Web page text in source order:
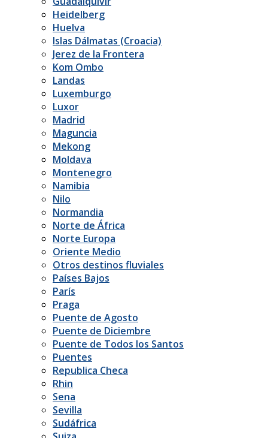
Heidelberg
Huelva
Islas Dálmatas (Croacia)
Jerez de la Frontera
Kom Ombo
Landas
Luxemburgo
Luxor
Madrid
Maguncia
Mekong
Moldava
Montenegro
Namibia
Nilo
Normandia
Norte de África
Norte Europa
Oriente Medio
Otros destinos fluviales
Países Bajos
París
Praga
Puente de Agosto
Puente de Diciembre
Puente de Todos los Santos
Puentes
Republica Checa
Rhin
Sena
Sevilla
Sudáfrica